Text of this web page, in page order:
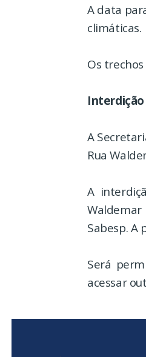
A data
climáticas.
Os
Interdição
A
Rua
A
Sabesp. A
Será
acessar